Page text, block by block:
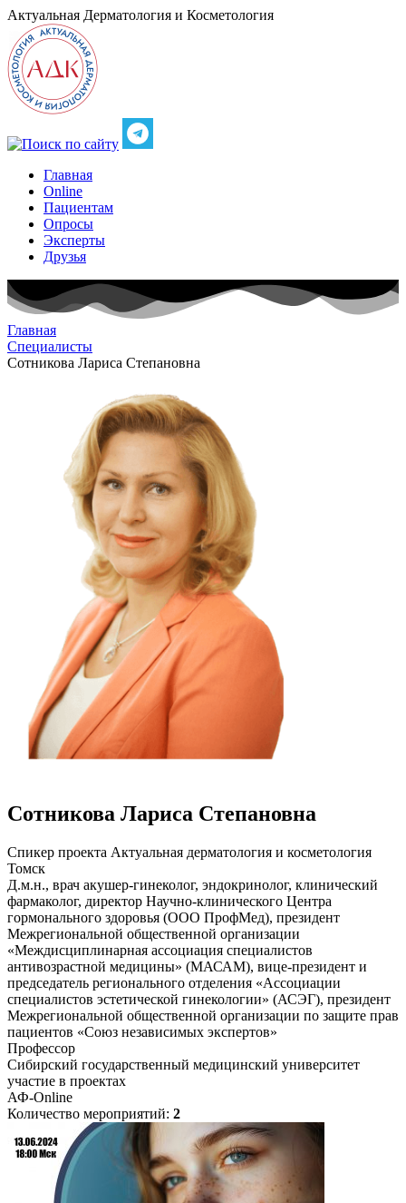
Актуальная Дерматология и Косметология
Главная
Online
Пациентам
Опросы
Эксперты
Друзья
Главная
Специалисты
Сотникова Лариса Степановна
Сотникова Лариса Степановна
Спикер проекта Актуальная дерматология и косметология
Томск
Д.м.н., врач акушер-гинеколог, эндокринолог, клинический
фармаколог, директор Научно-клинического Центра
гормонального здоровья (ООО ПрофМед), президент
Межрегиональной общественной организации
«Междисциплинарная ассоциация специалистов
антивозрастной медицины» (МАСАМ), вице-президент и
председатель регионального отделения «Ассоциации
специалистов эстетической гинекологии» (АСЭГ), президент
Межрегиональной общественной организации по защите прав
пациентов «Союз независимых экспертов»
Профессор
Сибирский государственный медицинский университет
участие в проектах
АФ-Online
Количество мероприятий: 2